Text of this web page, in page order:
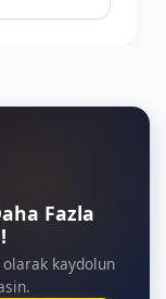
güvenlik
Fazla
kaydolun